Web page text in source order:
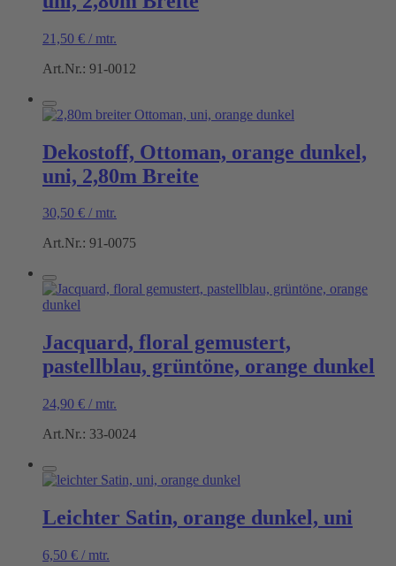
21,50 € / mtr.
Art.Nr.: 91-0012
Dekostoff, Ottoman, orange dunkel,
uni, 2,80m Breite
30,50 € / mtr.
Art.Nr.: 91-0075
Jacquard, floral gemustert,
pastellblau, grüntöne, orange dunkel
24,90 € / mtr.
Art.Nr.: 33-0024
Leichter Satin, orange dunkel, uni
6,50 € / mtr.